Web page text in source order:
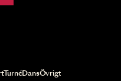
TurnéDansÖvrigt